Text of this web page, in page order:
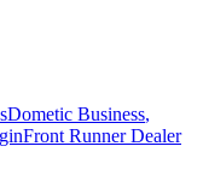
Dometic Business,
Front Runner Dealer